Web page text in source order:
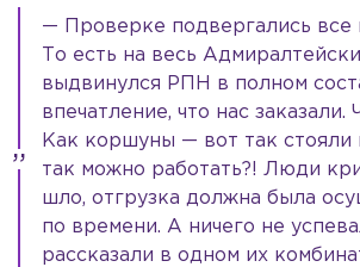
— Проверке подвергались все
То есть на весь
выдвинулся РПН в полном
впечатление, что нас заказали.
Как коршуны — вот так стояли
так можно работать?! Люди
шло, отгрузка должна была
по времени. А ничего не
рассказали в одном их